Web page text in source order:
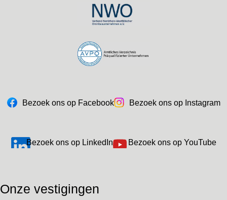
Bezoek ons op Facebook Bezoek ons op Instagram
Bezoek ons op LinkedIn Bezoek ons op YouTube
Onze vestigingen